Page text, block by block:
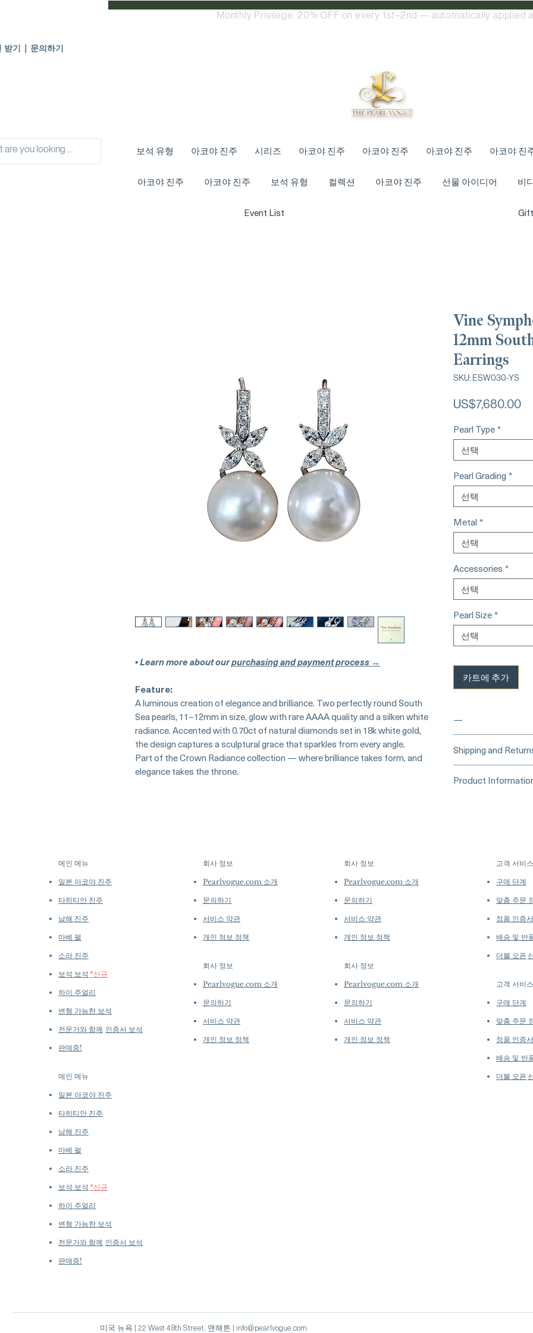
Monthly Privilege: 20% OFF on every 1st–2nd — automatically applied
받기 | 문의하기
보석 유형 아코야 진주 시리즈 아코야 진주 아코야 진주 아코야 진주 아코야 진
아코야 진주 아코야 진주 보석 유형 컬렉션 아코야 진주 선물 아이디어 비
Event List
▪︎Learn more about ourpurchasing and payment process →
Feature:
A luminous creation of elegance and brilliance. Two perfectly round South
Sea pearls, 11–12mm in size, glow with rare AAAA quality and a silken white
radiance. Accented with 0.70ct of natural diamonds set in 18k white gold,
the design captures a sculptural grace that sparkles from every angle.
Part of the Crown Radiance collection — where brilliance takes form, and
elegance takes the throne.
Vine
12mm
Earrings
SKU: ESW030-YS
US$7,680.00가
Pearl Type*
선택
Pearl Grading *
선택
Metal *
선택
Accessories *
선택
Pearl Size*
선택
카트에 추가
—
____Buy
Shipping and
At Pearl Vogue,
purchase.more
Product
White, Very High
Accessories:
메인 메뉴
일본 아코야 진주
타히티안 진주
남해 진주
마베 펄
소라 진주
보석 보석 *신규
하이 주얼리
변형 가능한 보석
전문가와 함께 인증서 보석
판매중!
메인 메뉴
일본 아코야 진주
타히티안 진주
남해 진주
마베 펄
소라 진주
보석 보석 *신규
하이 주얼리
변형 가능한 보석
전문가와 함께 인증서 보석
판매중!
회사 정보
Pearlvogue.com 소개
문의하기
서비스 약관
개인 정보 정책
회사 정보
Pearlvogue.com 소개
문의하기
서비스 약관
개인 정보 정책
회사 정보
Pearlvogue.com 소개
문의하기
서비스 약관
개인 정보 정책
회사 정보
Pearlvogue.com 소개
문의하기
서비스 약관
개인 정보 정책
고객 서비스
구매 단계
맞춤 주문
정품 인증서
배송 및 반
더블 오픈
고객 서비스
구매 단계
맞춤 주문
정품 인증서
배송 및 반
더블 오픈
미국 뉴욕 | 22 West 48th Street, 맨해튼 | info@pearlvogue.com